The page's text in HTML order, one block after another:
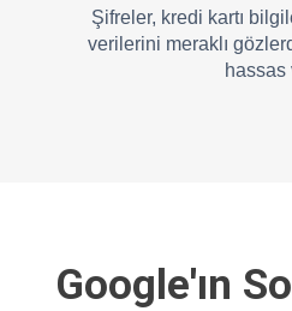
Şifreler, kredi kartı
verilerini meraklı
hassas
Google'ın